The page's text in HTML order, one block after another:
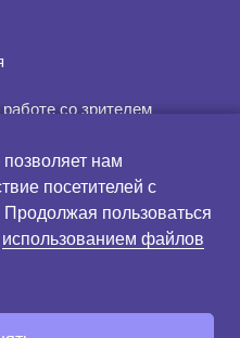
со зрителем
Схема зрительного зала
нам
посетителей с
пользоваться
использованием файлов